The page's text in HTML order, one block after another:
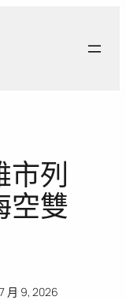
市列
空雙
7 月 9, 2026